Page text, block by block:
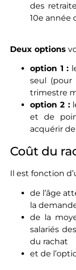
des
10e année
Deux options
option 1 :
seul (pour
trimestre
option 2 :
et de
acquérir
Coût du
Il est fonction
de l’âge
la
de la
salariés
du rachat
et de